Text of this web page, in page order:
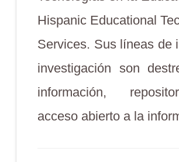
Hispanic Educational
Services. Sus líneas de
investigación son
información,
acceso abierto a la